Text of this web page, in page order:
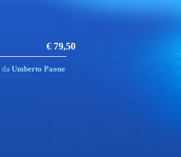
€ 79,50
da Umberto Paone